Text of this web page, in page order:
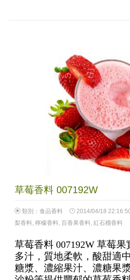
草莓香料 007192W
類別： 食品香料 2014/04/18
梨香料, 檸檬香料, 百香果香料, 紅石榴香料
草莓香料 007192W 草莓果
多汁，質地柔軟，酸甜適
糖漿、濃縮果汁、濃糖果